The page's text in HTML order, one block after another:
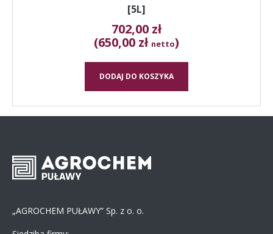
[5L]
702,00 zł
(650,00 zł netto)
DODAJ DO KOSZYKA
„AGROCHEM PUŁAWY” Sp. z o. o.